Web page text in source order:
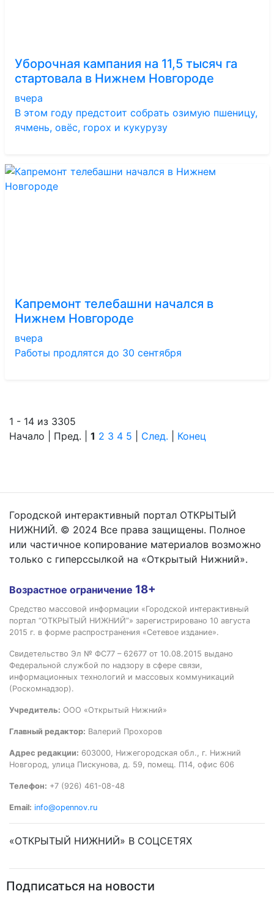
Уборочная кампания на 11,5 тысяч га
стартовала в Нижнем Новгороде
вчера
В этом году предстоит собрать озимую пшеницу,
ячмень, овёс, горох и кукурузу
Капремонт телебашни начался в
Нижнем Новгороде
вчера
Работы продлятся до 30 сентября
1 - 14 из 3305
Начало | Пред. | 1 2 3 4 5 След. Конец
Городской интерактивный портал ОТКРЫТЫЙ
НИЖНИЙ. © 2024 Все права защищены. Полное
или частичное копирование материалов возможно
только с гиперссылкой на «Открытый Нижний».
Возрастное ограничение 18+
Средство массовой информации «Городской интерактивный
портал “ОТКРЫТЫЙ НИЖНИЙ”» зарегистрировано 10 августа
2015 г. в форме распространения «Сетевое издание».
Свидетельство Эл № ФС77 – 62677 от 10.08.2015 выдано
Федеральной службой по надзору в сфере связи,
информационных технологий и массовых коммуникаций
(Роскомнадзор).
Учредитель: ООО «Открытый Нижний»
Главный редактор: Валерий Прохоров
Адрес редакции: 603000, Нижегородская обл., г. Нижний
Новгород, улица Пискунова, д. 59, помещ. П14, офис 606
Телефон: +7 (926) 461-08-48
Email: info@opennov.ru
«ОТКРЫТЫЙ НИЖНИЙ» В СОЦСЕТЯХ
Подписаться на новости